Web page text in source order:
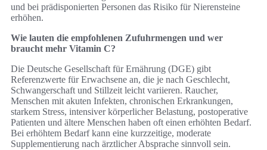
und bei prädisponierten Personen das Risiko für Nierensteine
erhöhen.
Wie lauten die empfohlenen Zufuhrmengen und wer
braucht mehr Vitamin C?
Die Deutsche Gesellschaft für Ernährung (DGE) gibt
Referenzwerte für Erwachsene an, die je nach Geschlecht,
Schwangerschaft und Stillzeit leicht variieren. Raucher,
Menschen mit akuten Infekten, chronischen Erkrankungen,
starkem Stress, intensiver körperlicher Belastung, postoperative
Patienten und ältere Menschen haben oft einen erhöhten Bedarf.
Bei erhöhtem Bedarf kann eine kurzzeitige, moderate
Supplementierung nach ärztlicher Absprache sinnvoll sein.